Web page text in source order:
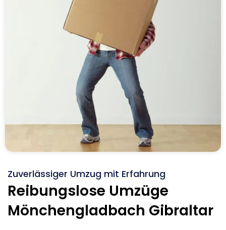
Zuverlässiger Umzug mit Erfahrung
Reibungslose Umzüge
Mönchengladbach Gibraltar